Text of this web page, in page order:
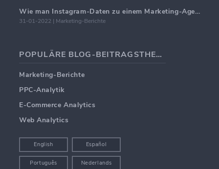
Wie man Instagram-Daten zu einem Marketing-Agentur-Bericht hinzufügt
31-01-2022 | Marketing-Berichte
POPULÄRE BLOG-BEITRAGSTHEMEN
Marketing-Berichte
PPC-Analytik
E-Commerce Analytics
Web Analytics
English Español
Português Nederlands